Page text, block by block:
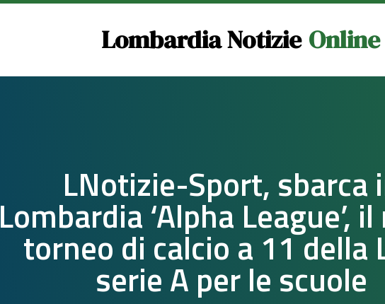
Lombardia Notizie Online
LNotizie-Sport, sbarca
Lombardia ‘Alpha League’,
torneo di calcio a 11 della
serie A per le scuole